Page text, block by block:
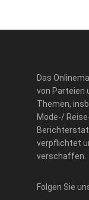
Das
von Parteien
Themen,
Mode-/
verpflichtet
verschaffen.
Folgen Sie